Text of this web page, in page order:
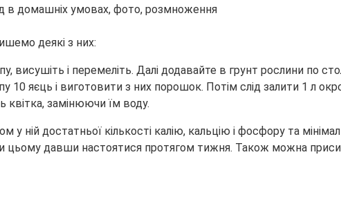
деякі з них:
і перемеліть. Далі додавайте в грунт рослини по
яєць і виготовити з них порошок. Потім слід залити 1 л
квітка, замінюючи їм воду.
достатньої кількості калію, кальцію і фосфору та
цьому давши настоятися протягом тижня. Також можна